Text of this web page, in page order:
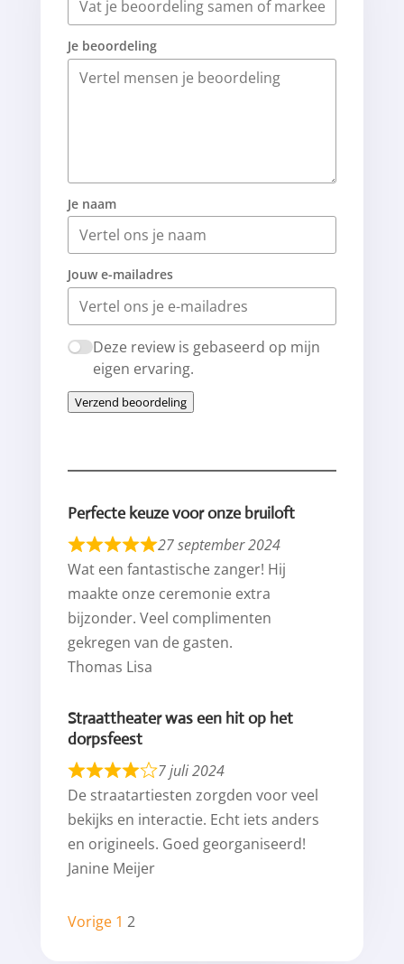
Je beoordeling
Je naam
Jouw e-mailadres
Deze review is gebaseerd op mijn
eigen ervaring.
Verzend beoordeling
Perfecte keuze voor onze bruiloft
27 september 2024
Wat een fantastische zanger! Hij
maakte onze ceremonie extra
bijzonder. Veel complimenten
gekregen van de gasten.
Thomas Lisa
Straattheater was een hit op het
dorpsfeest
7 juli 2024
De straatartiesten zorgden voor veel
bekijks en interactie. Echt iets anders
en origineels. Goed georganiseerd!
Janine Meijer
Site
Vorige Pagina
1 Pagina
2